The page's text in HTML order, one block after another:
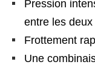
Pression
entre les deux
Frottement
Une